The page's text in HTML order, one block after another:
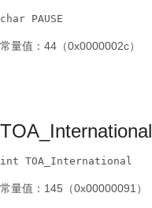
char PAUSE
常量值：44（0x0000002c）
TOA_International
int TOA_International
常量值：145（0x00000091）